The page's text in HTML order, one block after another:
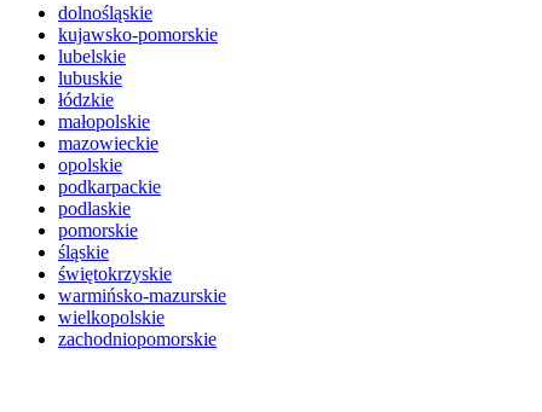
dolnośląskie
kujawsko-pomorskie
lubelskie
lubuskie
łódzkie
małopolskie
mazowieckie
opolskie
podkarpackie
podlaskie
pomorskie
śląskie
świętokrzyskie
warmińsko-mazurskie
wielkopolskie
zachodniopomorskie